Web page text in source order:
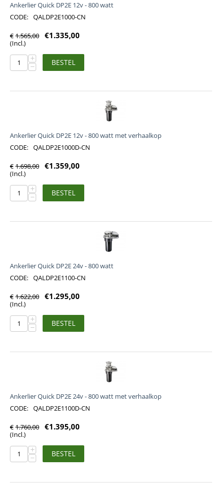
Ankerlier Quick DP2E 12v - 800 watt
CODE: QALDP2E1000-CN
€ 1.565,00 €1.335,00
(Incl.)
+
− BESTEL
Ankerlier Quick DP2E 12v - 800 watt met verhaalkop
CODE: QALDP2E1000D-CN
€ 1.698,00 €1.359,00
(Incl.)
+
− BESTEL
Ankerlier Quick DP2E 24v - 800 watt
CODE: QALDP2E1100-CN
€ 1.622,00 €1.295,00
(Incl.)
+
− BESTEL
Ankerlier Quick DP2E 24v - 800 watt met verhaalkop
CODE: QALDP2E1100D-CN
€ 1.760,00 €1.395,00
(Incl.)
+
− BESTEL